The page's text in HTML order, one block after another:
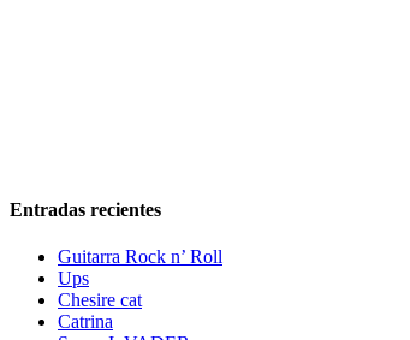
Entradas recientes
Guitarra Rock n’ Roll
Ups
Chesire cat
Catrina